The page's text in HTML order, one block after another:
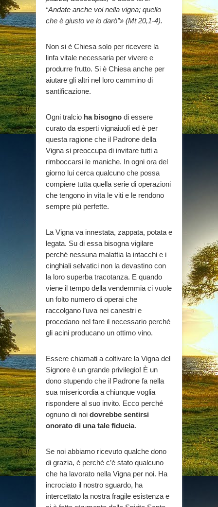
“Andate anche voi nella vigna; quello
che è giusto ve lo darò”» (Mt 20,1-4).
Non si è Chiesa solo per ricevere la
linfa vitale necessaria per vivere e
produrre frutto. Si è Chiesa anche per
aiutare gli altri nel loro cammino di
santificazione.
Ogni tralcio ha bisogno di essere
curato da esperti vignaiuoli ed è per
questa ragione che il Padrone della
Vigna si preoccupa di invitare tutti a
rimboccarsi le maniche. In ogni ora del
giorno lui cerca qualcuno che possa
compiere tutta quella serie di operazioni
che tengono in vita le viti e le rendono
sempre più perfette.
La Vigna va innestata, zappata, potata e
legata. Su di essa bisogna vigilare
perché nessuna malattia la intacchi e i
cinghiali selvatici non la devastino con
la loro superba tracotanza. E quando
viene il tempo della vendemmia ci vuole
un folto numero di operai che
raccolgano l’uva nei canestri e
procedano nel fare il necessario perché
gli acini producano un ottimo vino.
Essere chiamati a coltivare la Vigna del
Signore è un grande privilegio! È un
dono stupendo che il Padrone fa nella
sua misericordia a chiunque voglia
rispondere al suo invito. Ecco perché
ognuno di noi dovrebbe sentirsi
onorato di una tale fiducia.
Se noi abbiamo ricevuto qualche dono
di grazia, è perché c’è stato qualcuno
che ha lavorato nella Vigna per noi. Ha
incrociato il nostro sguardo, ha
intercettato la nostra fragile esistenza e